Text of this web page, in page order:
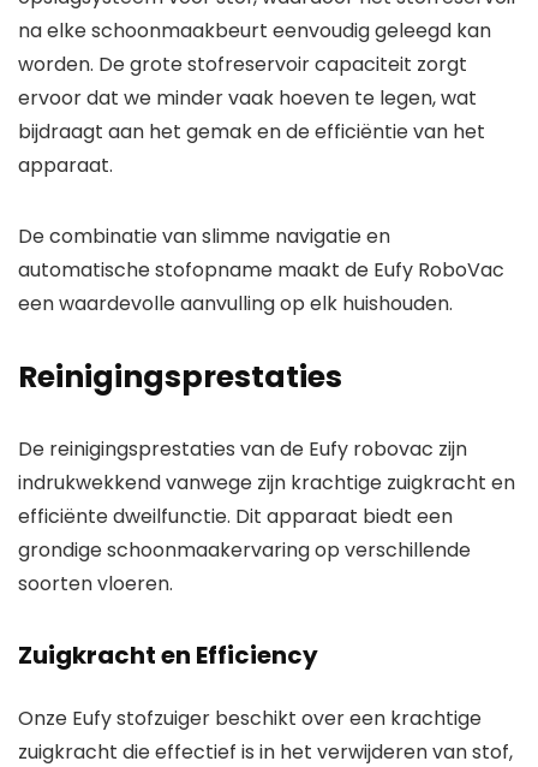
na elke schoonmaakbeurt eenvoudig geleegd kan
worden. De grote stofreservoir capaciteit zorgt
ervoor dat we minder vaak hoeven te legen, wat
bijdraagt aan het gemak en de efficiëntie van het
apparaat.
De combinatie van slimme navigatie en
automatische stofopname maakt de Eufy RoboVac
een waardevolle aanvulling op elk huishouden.
Reinigingsprestaties
De reinigingsprestaties van de Eufy robovac zijn
indrukwekkend vanwege zijn krachtige zuigkracht en
efficiënte dweilfunctie. Dit apparaat biedt een
grondige schoonmaakervaring op verschillende
soorten vloeren.
Zuigkracht en Efficiency
Onze Eufy stofzuiger beschikt over een krachtige
zuigkracht die effectief is in het verwijderen van stof,